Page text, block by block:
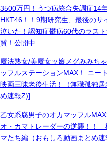
3500万円！うつ病統合失調症14
HKT46！！9期研究生、最後のサ
泣いた！認知症鬱病60代のラス
賛！公開中
魔法熟女/美魔女ッ娘メグみみち
ッフルステーションMAX！ ニー
映画三昧老後生活！（無職孤独居
め速報Z)]
乙女系腐男子のオカマッフル
オ・カマトレーダーの逆襲！！
マたち編（おもしろ動画まとめ速